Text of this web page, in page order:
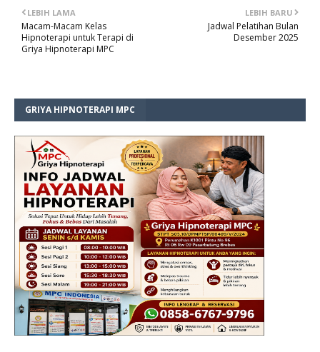
LEBIH BARU
Jadwal Pelatihan Bulan
Desember 2025
LEBIH LAMA
Macam-Macam Kelas
Hipnoterapi untuk Terapi di
Griya Hipnoterapi MPC
GRIYA HIPNOTERAPI MPC